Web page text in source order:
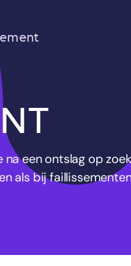
een ontslag op
als bij